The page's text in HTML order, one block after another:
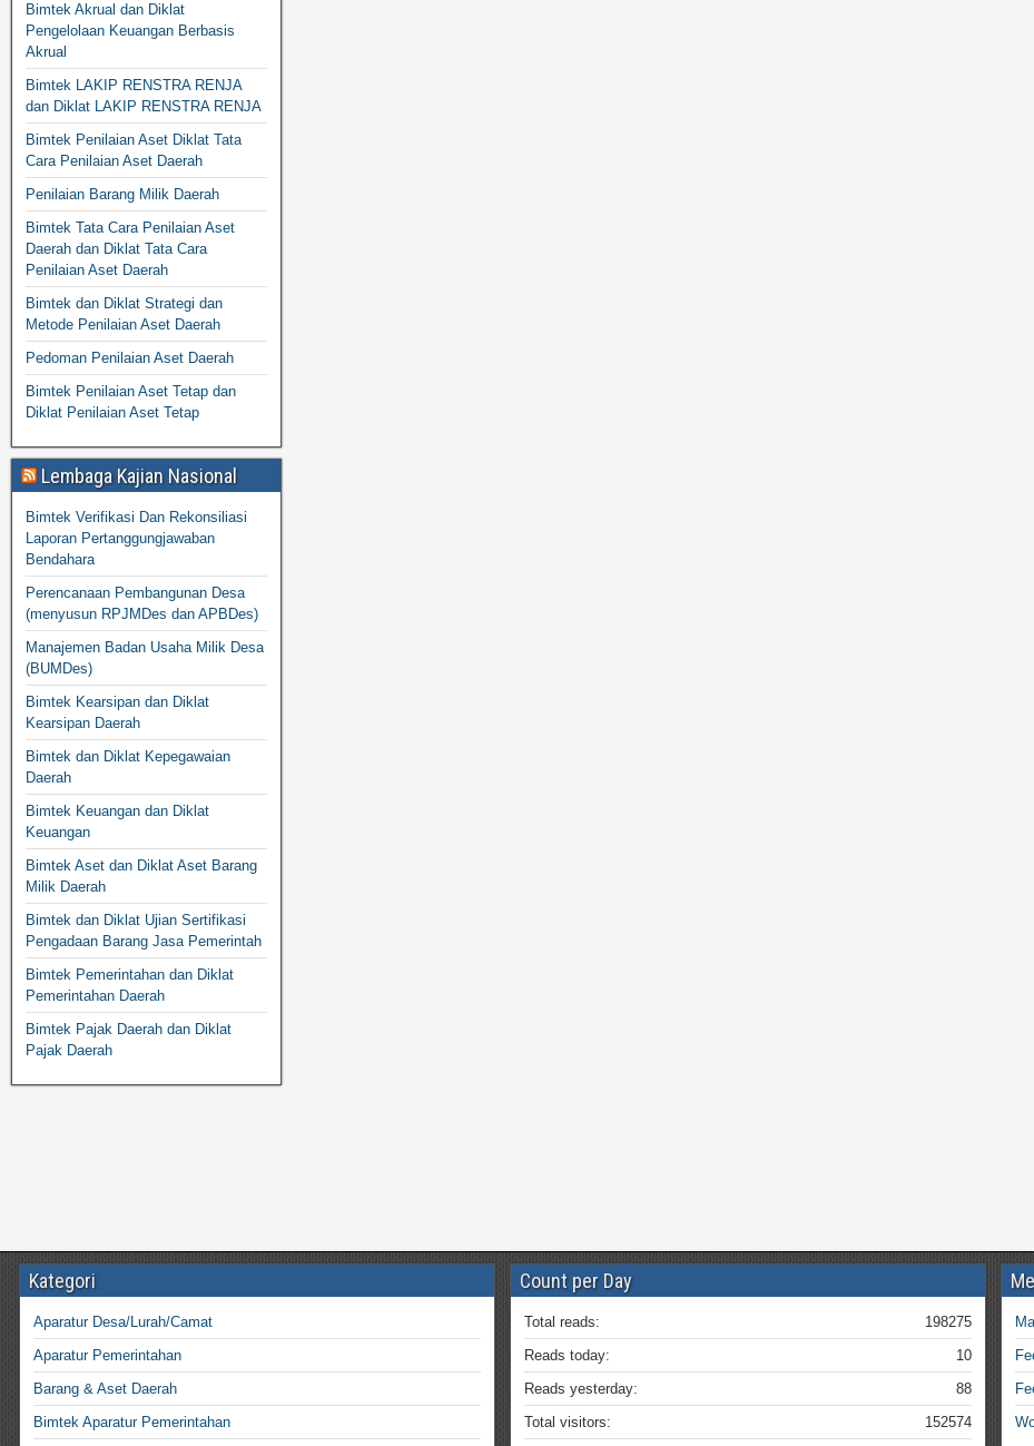
Bimtek Akrual dan Diklat
Pengelolaan Keuangan Berbasis
Akrual
Bimtek LAKIP RENSTRA RENJA
dan Diklat LAKIP RENSTRA RENJA
Bimtek Penilaian Aset Diklat Tata
Cara Penilaian Aset Daerah
Penilaian Barang Milik Daerah
Bimtek Tata Cara Penilaian Aset
Daerah dan Diklat Tata Cara
Penilaian Aset Daerah
Bimtek dan Diklat Strategi dan
Metode Penilaian Aset Daerah
Pedoman Penilaian Aset Daerah
Bimtek Penilaian Aset Tetap dan
Diklat Penilaian Aset Tetap
Lembaga Kajian Nasional
Bimtek Verifikasi Dan Rekonsiliasi
Laporan Pertanggungjawaban
Bendahara
Perencanaan Pembangunan Desa
(menyusun RPJMDes dan APBDes)
Manajemen Badan Usaha Milik Desa
(BUMDes)
Bimtek Kearsipan dan Diklat
Kearsipan Daerah
Bimtek dan Diklat Kepegawaian
Daerah
Bimtek Keuangan dan Diklat
Keuangan
Bimtek Aset dan Diklat Aset Barang
Milik Daerah
Bimtek dan Diklat Ujian Sertifikasi
Pengadaan Barang Jasa Pemerintah
Bimtek Pemerintahan dan Diklat
Pemerintahan Daerah
Bimtek Pajak Daerah dan Diklat
Pajak Daerah
Kategori
Aparatur Desa/Lurah/Camat
Aparatur Pemerintahan
Barang & Aset Daerah
Bimtek Aparatur Pemerintahan
Count per Day
198275
Total reads:
10
Reads today:
88
Reads yesterday:
152574
Total visitors: